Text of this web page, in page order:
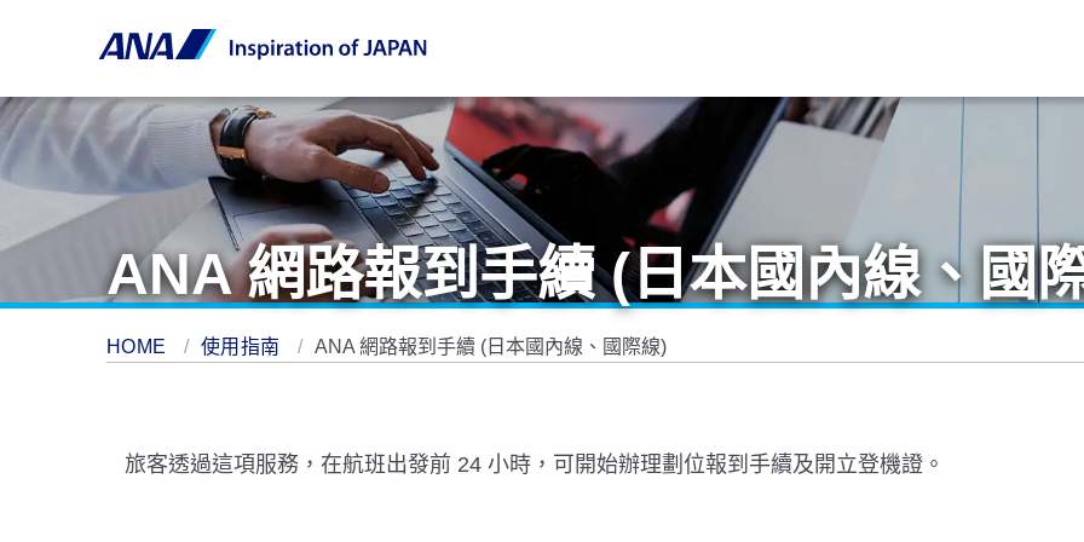
ANA 網路報到手續 (日本國內線、國
HOME 使用指南 ANA 網路報到手續 (日本國內線、國際線)
旅客透過這項服務，在航班出發前 24 小時，可開始辦理劃位報到手續及開立登機證。